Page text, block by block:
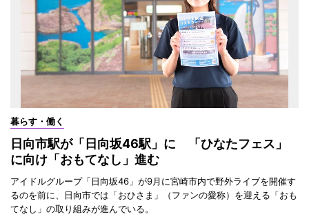
暮らす・働く
日向市駅が「日向坂46駅」に 「ひなたフェス」
に向け「おもてなし」進む
アイドルグループ「日向坂46」が9月に宮崎市内で野外ライブを開催す
るのを前に、日向市では「おひさま」（ファンの愛称）を迎える「おも
てなし」の取り組みが進んでいる。